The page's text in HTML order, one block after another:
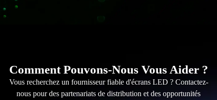
Comment Pouvons-Nous Vous Aider ?
Vous recherchez un fournisseur fiable d'écrans LED ? Contactez-
nous pour des partenariats de distribution et des opportunités